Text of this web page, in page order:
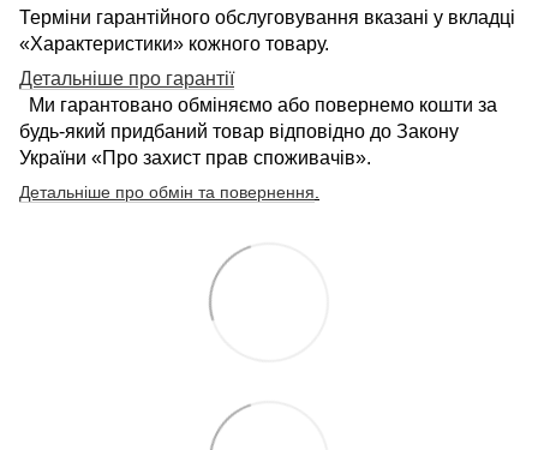
Терміни гарантійного обслуговування вказані у вкладці
«Характеристики» кожного товару.
Детальніше про гарантії
Ми гарантовано обміняємо або повернемо кошти за
будь-який придбаний товар відповідно до Закону
України «Про захист прав споживачів».
Детальніше про обмін та повернення